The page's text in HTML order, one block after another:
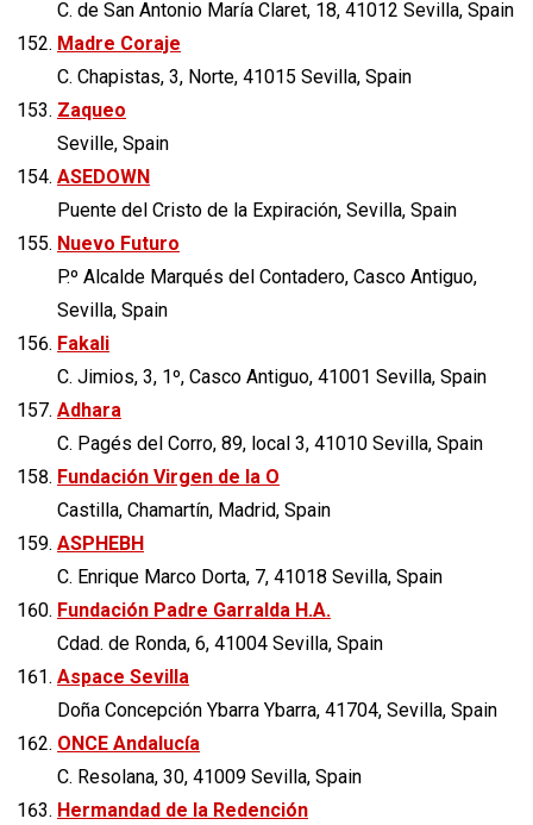
C. de San Antonio María Claret, 18, 41012 Sevilla, Spain
Madre Coraje
C. Chapistas, 3, Norte, 41015 Sevilla, Spain
Zaqueo
Seville, Spain
ASEDOWN
Puente del Cristo de la Expiración, Sevilla, Spain
Nuevo Futuro
P.º Alcalde Marqués del Contadero, Casco Antiguo,
Sevilla, Spain
Fakali
C. Jimios, 3, 1º, Casco Antiguo, 41001 Sevilla, Spain
Adhara
C. Pagés del Corro, 89, local 3, 41010 Sevilla, Spain
Fundación Virgen de la O
Castilla, Chamartín, Madrid, Spain
ASPHEBH
C. Enrique Marco Dorta, 7, 41018 Sevilla, Spain
Fundación Padre Garralda H.A.
Cdad. de Ronda, 6, 41004 Sevilla, Spain
Aspace Sevilla
Doña Concepción Ybarra Ybarra, 41704, Sevilla, Spain
ONCE Andalucía
C. Resolana, 30, 41009 Sevilla, Spain
Hermandad de la Redención